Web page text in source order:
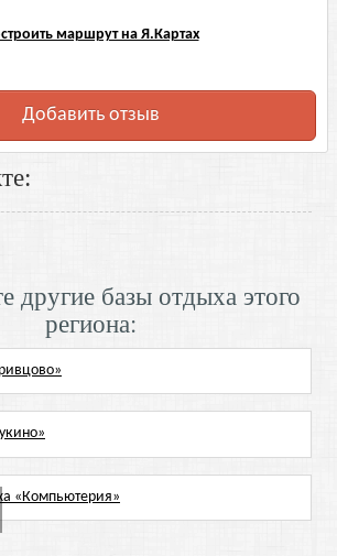
маршрут на Я.Картах
Добавить отзыв
другие базы отдыха этого
региона: